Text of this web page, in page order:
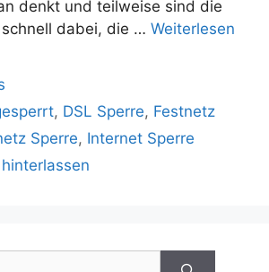
denkt und teilweise sind die
dabei, die … Weiterlesen
, DSL Sperre, Festnetz
Sperre, Internet Sperre